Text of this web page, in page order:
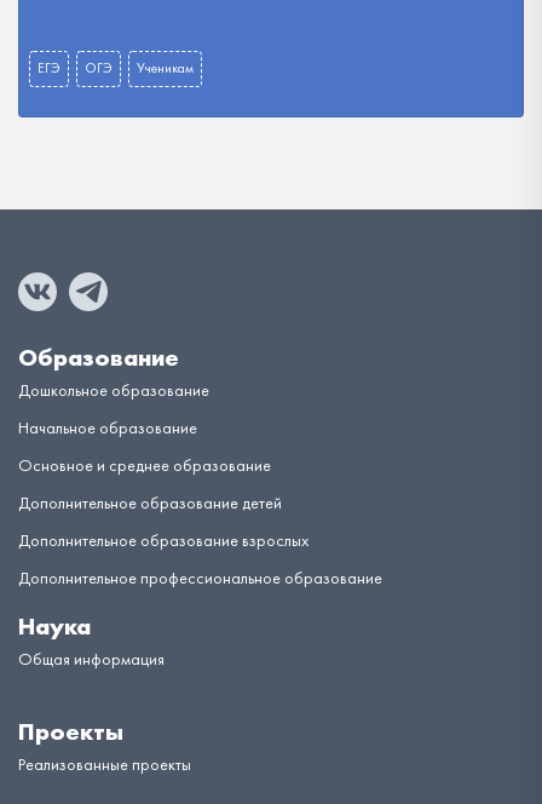
ЕГЭ ОГЭ Ученикам
Образование
Дошкольное образование
Начальное образование
Основное и среднее образование
Дополнительное образование детей
Дополнительное образование взрослых
Дополнительное профессиональное образование
Наука
Общая информация
Проекты
Реализованные проекты